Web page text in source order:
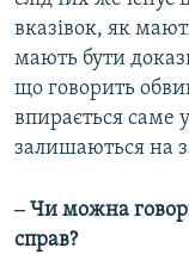
вказівок, як
мають бути
що говорить
впирається саме
залишаються на
‒ Чи можна
справ?